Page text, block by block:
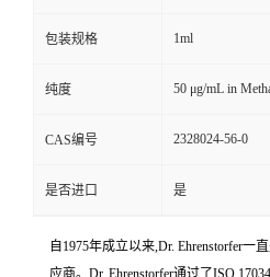
包装规格 1ml
纯度 50 μg/mL in
CAS编号 2328024-56-0
是否进口 是
自1975年成立以来,Dr. Ehrenstorfer一
应商。Dr. Ehrenstorfer通过了ISO